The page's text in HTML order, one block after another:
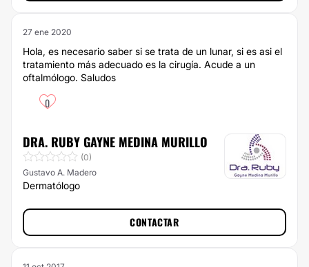
27 ene 2020
Hola, es necesario saber si se trata de un lunar, si es asi el
tratamiento más adecuado es la cirugía. Acude a un
oftalmólogo. Saludos
0
DRA. RUBY GAYNE MEDINA MURILLO
(0)
Gustavo A. Madero
Dermatólogo
CONTACTAR